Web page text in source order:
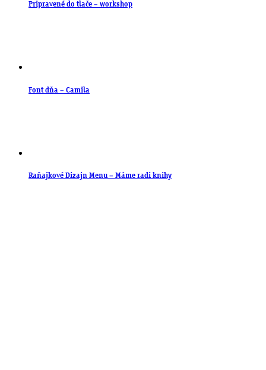
Pripravené do tlače – workshop
Font dňa – Camila
Raňajkové Dizajn Menu – Máme radi knihy